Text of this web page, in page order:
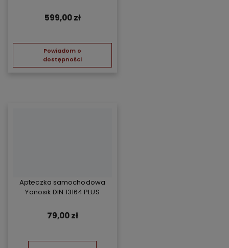
599,00 zł
Powiadom o
dostępności
Apteczka samochodowa
Yanosik DIN 13164 PLUS
79,00 zł